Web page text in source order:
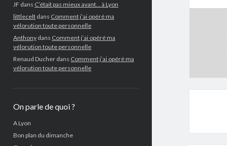
JF dans C’était pas mieux avant… à Lyon
littleceltdans Comment j’ai opéré ma
vélorution toute personnelle
Anthonydans Comment j’ai opéré ma
vélorution toute personnelle
Renaud Ducherdans Comment j’ai opéré ma
vélorution toute personnelle
On parle de quoi ?
A Lyon
Bon plan du dimanche